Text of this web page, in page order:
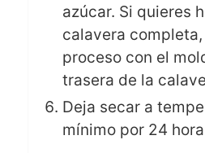
azúcar. Si quieres
calavera
proceso con el
trasera de la
Deja secar a
mínimo por 24